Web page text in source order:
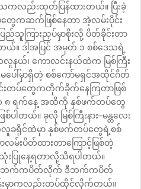
သကလည်းထုတ်ပြန်ထားတယ်။ ပြီးခဲ့
ကဆက်ဖြစ်နေတာ အဲ့လမ်းပိုင်း
ြည်သူကြားညှပ်မှာစိုးလို့ ပိတ်ခိုင်းတာ
။ ဒါ့အပြင် အမှတ် ၁ စစ်ဒေသရဲ့
နယ်၊ ကောလင်းနယ်ထဲက မြစ်ကြီး
းမပေါ်မှာရှိတဲ့ စစ်ကော်မရှင်အထိုင်ဂိတ်
းတပ်တွေကတိုက်ခိုက်နေကြတာဖြစ်
ရီလ ၈ ရက်နေ့ အထိကို နှစ်ဖက်တပ်တွေ
ပါတယ်။ ခုလို မြစ်ကြီးနား–မန္တလေး
လူခရိုင်ထဲမှာ နှစ်ဖက်တပ်တွေရဲ့စစ်
လမ်းပိတ်ထားတာကြောင့်ဖြစ်တဲ့
ပြုနေ့ရတာလို့သိရပါတယ်။
ဟိုဘက်ကပိတ်လိုက် ဒီဘက်ကပိတ်
န်းမှာကလည်းတပ်ထိုင်လိုက်တယ်။